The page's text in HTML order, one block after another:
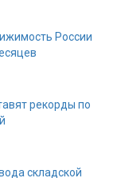
России
рекорды по
складской